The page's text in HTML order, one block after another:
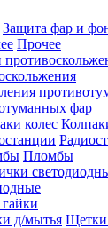
Защита фар и
Прочее
фар
Пломбы
Щетки